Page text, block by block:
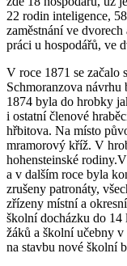
22 rodin inteligence,
zaměstnání ve
práci u hospodářů, ve
V roce 1871 se začalo
Schmoranzova
1874 byla do hrobky
i ostatní členové
hřbitova. Na místo
mramorový kříž. V
hohensteinské
a v dalším roce byla
zrušeny patronáty,
zřízeny místní a
školní docházku do 14
žáků a školní učebny
na stavbu nové školní